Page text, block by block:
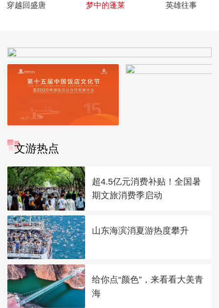
穿越回盛唐
梦中的蓬莱
英雄往事
文游热点
超4.5亿元消费补贴！全国暑
期文旅消费季启动
山东海滨消夏游热度攀升
给你点“颜色”，来看看大美青
海